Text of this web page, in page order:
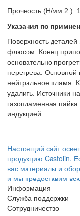
Прочность (H/мм 2 ):
Указания по
Поверхность деталей
флюсом. Конец
основательно
перегрева. Основной
нейтральное пламя.
удалить. Источники
газопламенная
индукцией.
Настоящий сайт
продукцию Castolin.
вас материалы и
и мы предоставим
Информация
Служба поддержки
Сотрудничество